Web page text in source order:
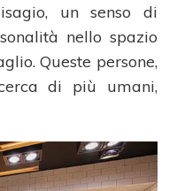
un senso di
nello spazio
Queste persone,
di più umani,